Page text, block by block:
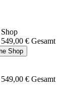
549,00 € Gesamt
Shop
549,00 € Gesamt